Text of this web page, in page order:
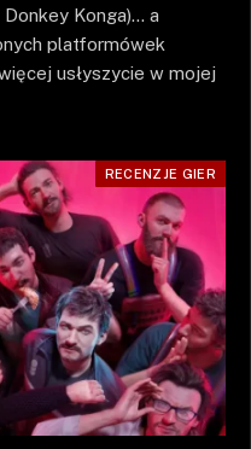
Konga)… a
platformówek
usłyszycie w mojej
RECENZJE GIER